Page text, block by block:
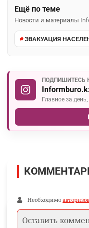
Ещё по теме
Новости и материалы
ЭВАКУАЦИЯ
ПОДПИШИТЕСЬ
Главное за
Необходимо